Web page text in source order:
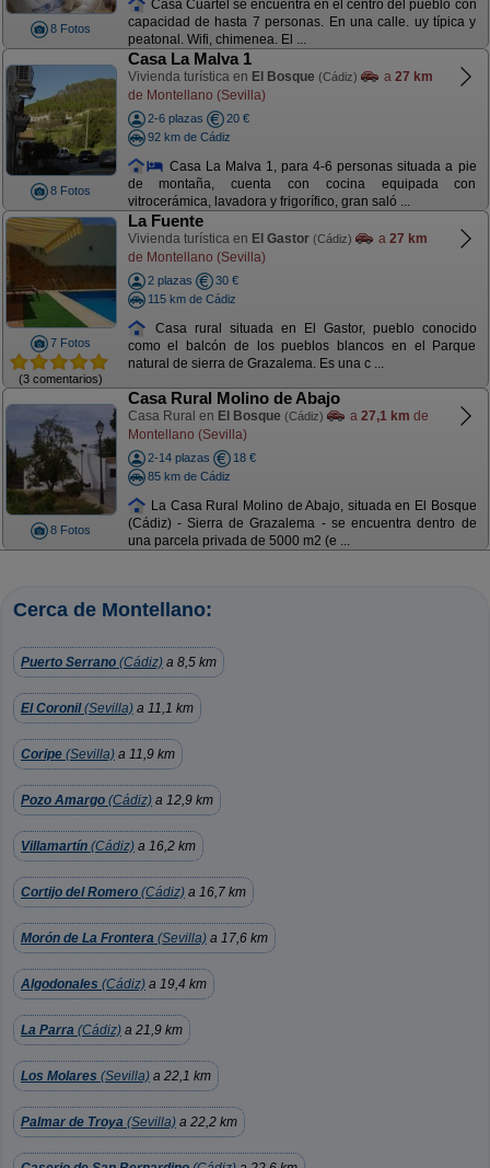
8 Fotos
Casa Cuartel se encuentra en el centro del pueblo con
capacidad de hasta 7 personas. En una calle. uy típica y
peatonal. Wifi, chimenea. El ...
8 Fotos
Casa La Malva 1
Vivienda turística en El Bosque (Cádiz) a 27 km
de Montellano (Sevilla)
2-6 plazas
20 €
92 km de Cádiz
Casa La Malva 1, para 4-6 personas situada a pie
de montaña, cuenta con cocina equipada con
vitrocerámica, lavadora y frigorífico, gran saló ...
7 Fotos
(3 comentarios)
La Fuente
Vivienda turística en El Gastor (Cádiz) a 27 km
de Montellano (Sevilla)
2 plazas
30 €
115 km de Cádiz
Casa rural situada en El Gastor, pueblo conocido
como el balcón de los pueblos blancos en el Parque
natural de sierra de Grazalema. Es una c ...
8 Fotos
Casa Rural Molino de Abajo
Casa Rural en El Bosque (Cádiz) a 27,1 km de
Montellano (Sevilla)
2-14 plazas
18 €
85 km de Cádiz
La Casa Rural Molino de Abajo, situada en El Bosque
(Cádiz) - Sierra de Grazalema - se encuentra dentro de
una parcela privada de 5000 m2 (e ...
Cerca de Montellano:
Puerto Serrano (Cádiz) a 8,5 km
El Coronil(Sevilla) a 11,1 km
Coripe (Sevilla) a 11,9 km
Pozo Amargo (Cádiz) a 12,9 km
Villamartín (Cádiz) a 16,2 km
Cortijo del Romero (Cádiz) a 16,7 km
Morón de La Frontera (Sevilla) a 17,6 km
Algodonales (Cádiz) a 19,4 km
La Parra (Cádiz) a 21,9 km
Los Molares (Sevilla) a 22,1 km
Palmar de Troya (Sevilla) a 22,2 km